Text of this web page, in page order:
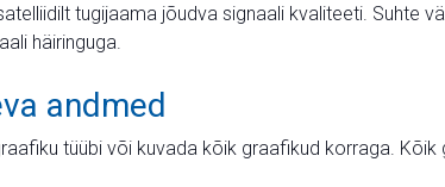
tugijaama jõudva signaali kvaliteeti. Suhte
häiringuga.
andmed
tüübi või kuvada kõik graafikud korraga.